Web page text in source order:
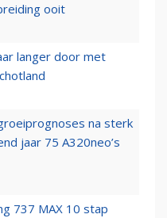
ooit
langer door met
na sterk
jaar 75 A320neo’s
737 MAX 10 stap